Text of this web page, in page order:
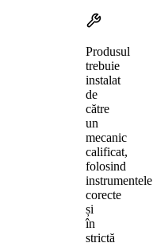
Produsul
trebuie
instalat
de
către
un
mecanic
calificat,
folosind
instrumentele
corecte
și
în
strictă